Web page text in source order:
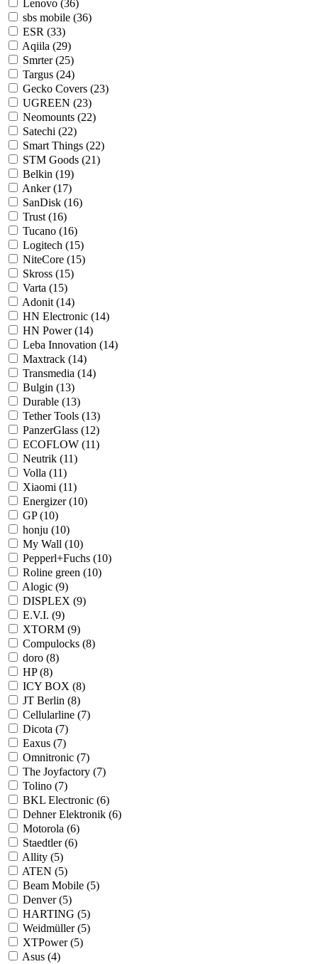
Lenovo (36)
sbs mobile (36)
ESR (33)
Aqiila (29)
Smrter (25)
Targus (24)
Gecko Covers (23)
UGREEN (23)
Neomounts (22)
Satechi (22)
Smart Things (22)
STM Goods (21)
Belkin (19)
Anker (17)
SanDisk (16)
Trust (16)
Tucano (16)
Logitech (15)
NiteCore (15)
Skross (15)
Varta (15)
Adonit (14)
HN Electronic (14)
HN Power (14)
Leba Innovation (14)
Maxtrack (14)
Transmedia (14)
Bulgin (13)
Durable (13)
Tether Tools (13)
PanzerGlass (12)
ECOFLOW (11)
Neutrik (11)
Volla (11)
Xiaomi (11)
Energizer (10)
GP (10)
honju (10)
My Wall (10)
Pepperl+Fuchs (10)
Roline green (10)
Alogic (9)
DISPLEX (9)
E.V.I. (9)
XTORM (9)
Compulocks (8)
doro (8)
HP (8)
ICY BOX (8)
JT Berlin (8)
Cellularline (7)
Dicota (7)
Eaxus (7)
Omnitronic (7)
The Joyfactory (7)
Tolino (7)
BKL Electronic (6)
Dehner Elektronik (6)
Motorola (6)
Staedtler (6)
Allity (5)
ATEN (5)
Beam Mobile (5)
Denver (5)
HARTING (5)
Weidmüller (5)
XTPower (5)
Asus (4)